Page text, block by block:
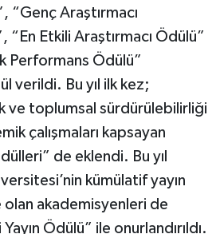
“Genç Araştırmacı
Etkili Araştırmacı Ödülü”
Performans Ödülü”
verildi. Bu yıl ilk kez;
ve toplumsal sürdürülebilirliği
çalışmaları kapsayan
de eklendi. Bu yıl
kümülatif yayın
olan akademisyenleri de
Ödülü” ile onurlandırıldı.